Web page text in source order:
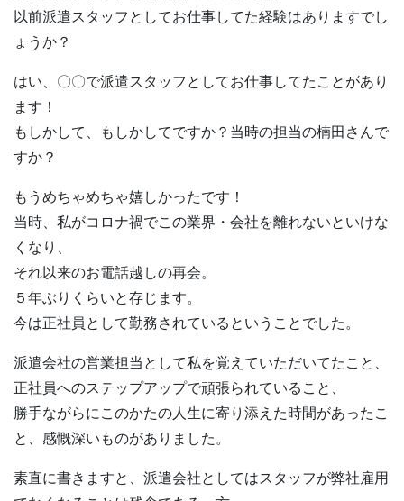
以前派遣スタッフとしてお仕事してた経験はありますでし
ょうか？
はい、〇〇で派遣スタッフとしてお仕事してたことがあり
ます！
もしかして、もしかしてですか？当時の担当の楠田さんで
すか？
もうめちゃめちゃ嬉しかったです！
当時、私がコロナ禍でこの業界・会社を離れないといけな
くなり、
それ以来のお電話越しの再会。
５年ぶりくらいと存じます。
今は正社員として勤務されているということでした。
派遣会社の営業担当として私を覚えていただいてたこと、
正社員へのステップアップで頑張られていること、
勝手ながらにこのかたの人生に寄り添えた時間があったこ
と、感慨深いものがありました。
素直に書きますと、派遣会社としてはスタッフが弊社雇用